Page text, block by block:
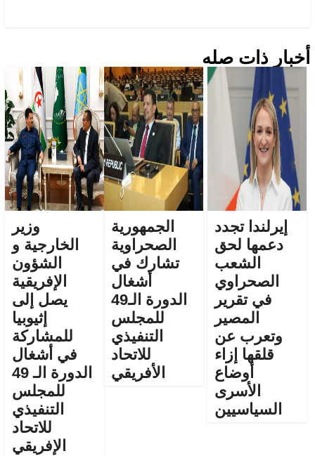
أخبار ذات صله
إيرلندا تجدد
دعمها لحق
الشعب
الصحراوي
في تقرير
المصير
وتعرب عن
قلقها إزاء
أوضاع
الأسرى
السياسيين
الجمهورية
الصحراوية
تشارك في
أشغال
الدورة الـ49
للمجلس
التنفيذي
للاتحاد
الأفريقي
وزير
الخارجية و
الشؤون
الإفريقية
يصل إلى
إثيوبيا
للمشاركة
في أشغال
الدورة الـ 49
للمجلس
التنفيذي
للاتحاد
الإفريقي